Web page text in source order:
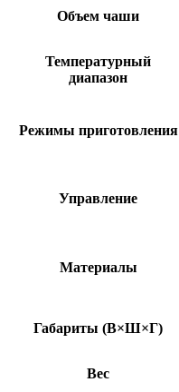
Объем чаши
Температурный
диапазон
Режимы приготовления
Управление
Материалы
Габариты (В×Ш×Г)
Вес